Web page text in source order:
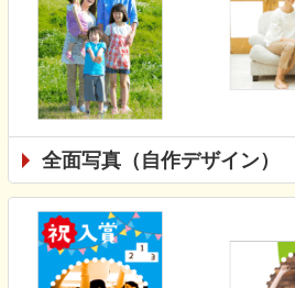
全面写真（自作デザイン）